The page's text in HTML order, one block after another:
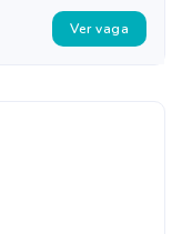
Ver vaga